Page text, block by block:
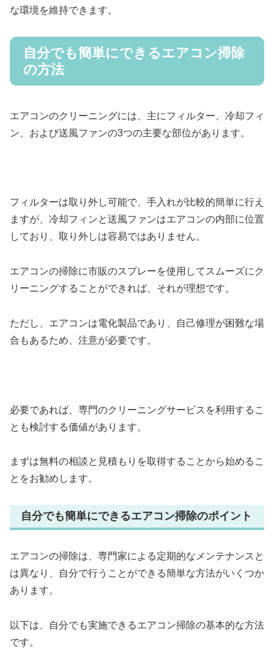
な環境を維持できます。
自分でも簡単にできるエアコン掃除
の方法
エアコンのクリーニングには、主にフィルター、冷却フィ
ン、および送風ファンの3つの主要な部位があります。
フィルターは取り外し可能で、手入れが比較的簡単に行え
ますが、冷却フィンと送風ファンはエアコンの内部に位置
しており、取り外しは容易ではありません。
エアコンの掃除に市販のスプレーを使用してスムーズにク
リーニングすることができれば、それが理想です。
ただし、エアコンは電化製品であり、自己修理が困難な場
合もあるため、注意が必要です。
必要であれば、専門のクリーニングサービスを利用するこ
とも検討する価値があります。
まずは無料の相談と見積もりを取得することから始めるこ
とをお勧めします。
自分でも簡単にできるエアコン掃除のポイント
エアコンの掃除は、専門家による定期的なメンテナンスと
は異なり、自分で行うことができる簡単な方法がいくつか
あります。
以下は、自分でも実施できるエアコン掃除の基本的な方法
です。